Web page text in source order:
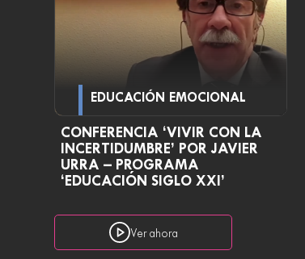
EDUCACIÓN EMOCIONAL
CONFERENCIA ‘VIVIR CON LA
INCERTIDUMBRE’ POR JAVIER
URRA – PROGRAMA
‘EDUCACIÓN SIGLO XXI’
Ver ahora